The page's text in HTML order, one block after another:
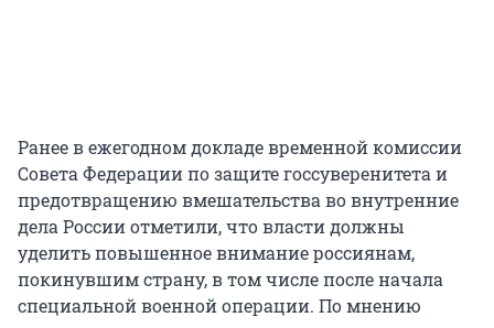
Ранее в ежегодном докладе временной комиссии
Совета Федерации по защите госсуверенитета и
предотвращению вмешательства во внутренние
дела России отметили, что власти должны
уделить повышенное внимание россиянам,
покинувшим страну, в том числе после начала
специальной военной операции. По мнению